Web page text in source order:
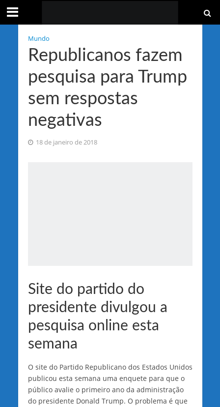
Mundo
Republicanos fazem
pesquisa para Trump
sem respostas
negativas
18 de janeiro de 2018
Site do partido do
presidente divulgou a
pesquisa online esta
semana
O site do Partido Republicano dos Estados Unidos
publicou esta semana uma enquete para que o
público avalie o primeiro ano da administração
do presidente Donald Trump. O problema é que